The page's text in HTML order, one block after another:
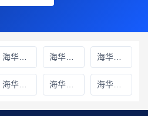
海华财务甘孜藏族自治州线上分站 海华财务巴中线上分站 海华财务阿坝藏族羌族自治州线上分站
海华财务广元线上分站 海华财务广安线上分站 海华财务德阳线上分站